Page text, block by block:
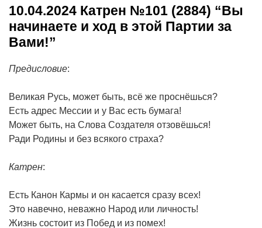
10.04.2024 Катрен №101 (2884) “Вы
начинаете и ход в этой Партии за
Вами!”
Предисловие:
Великая Русь, может быть, всё же проснёшься?
Есть адрес Мессии и у Вас есть бумага!
Может быть, на Слова Создателя отзовёшься!
Ради Родины и без всякого страха?
Катрен:
Есть Канон Кармы и он касается сразу всех!
Это навечно, неважно Народ или личность!
Жизнь состоит из Побед и из помех!